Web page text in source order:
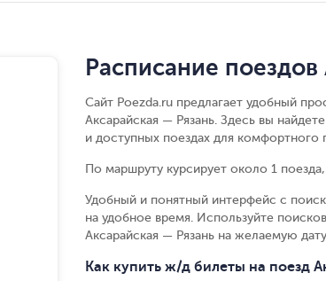
Расписание
Сайт Poezda.ru предлагает удобный
Аксарайская — Рязань. Здесь вы
и доступных поездах для комфортного
По маршруту курсирует около 1
Удобный и понятный интерфейс с
на удобное время. Используйте
Аксарайская — Рязань на желаемую
Как купить ж/д билеты на поезд